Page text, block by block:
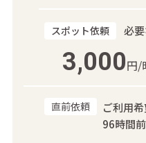
スポット依頼 必
3,000円/
直前依頼
ご利用
96時間